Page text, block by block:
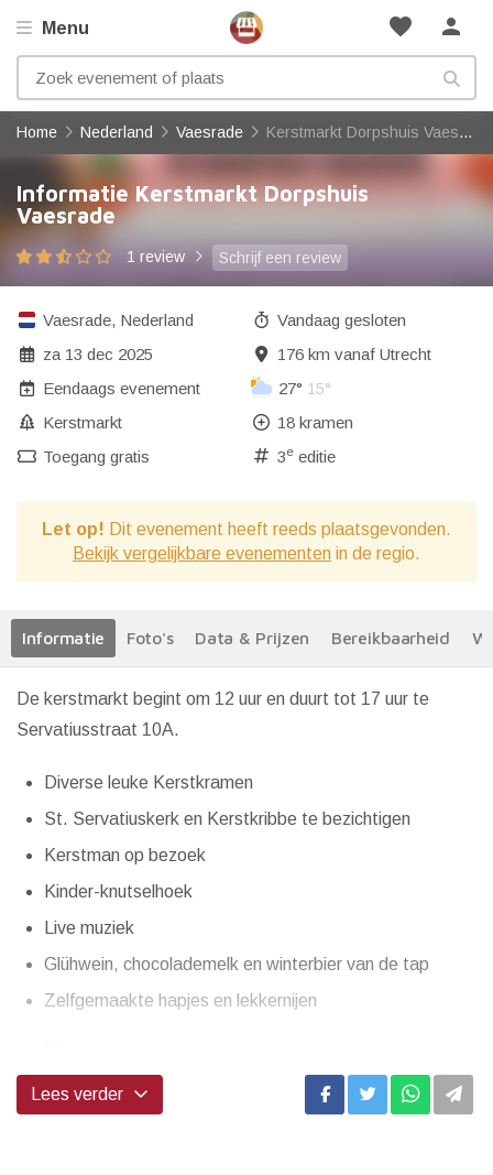
favorite person
Menu
Home Nederland Vaesrade Kerstmarkt Dorpshuis Vaesrade
Informatie Kerstmarkt Dorpshuis
Vaesrade
1 review Schrijf een review
Vaesrade, Nederland
za 13 dec 2025
Eendaags evenement
Kerstmarkt
Toegang gratis
Vandaag gesloten
176 km vanaf Utrecht
27° 15°
18 kramen
3eeditie
Let op! Dit evenement heeft reeds plaatsgevonden.
Bekijk vergelijkbare evenementen in de regio.
Informatie Foto's Data & Prijzen Bereikbaarheid
De kerstmarkt begint om 12 uur en duurt tot 17 uur te
Servatiusstraat 10A.
Diverse leuke Kerstkramen
St. Servatiuskerk en Kerstkribbe te bezichtigen
Kerstman op bezoek
Kinder-knutselhoek
Live muziek
Glühwein, chocolademelk en winterbier van de tap
Zelfgemaakte hapjes en lekkernijen
Lees verder